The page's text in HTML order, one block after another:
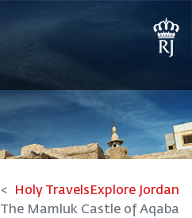
Explore Jordan
Holy Travels
The Mamluk Castle of Aqaba